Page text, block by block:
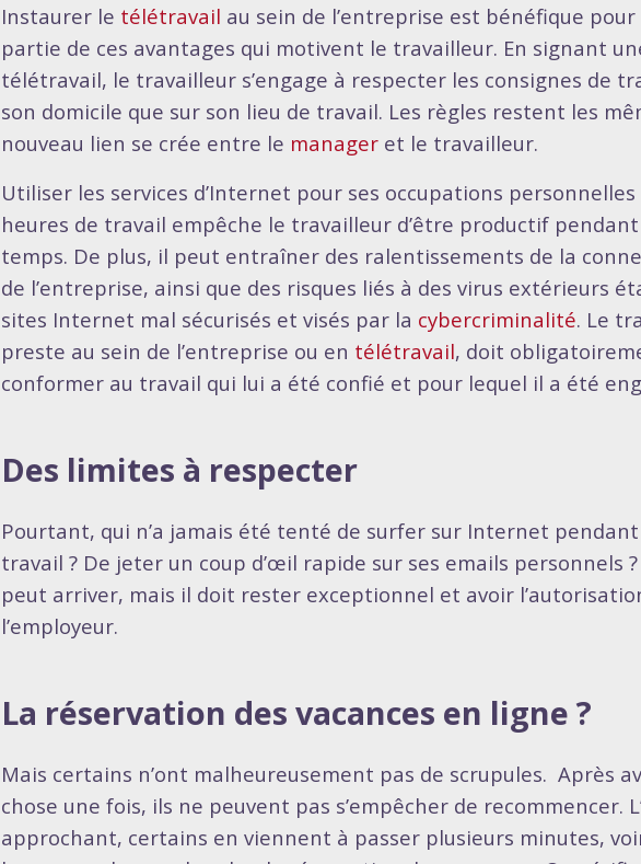
Instaurer le télétravail au sein de l’entreprise est bénéfique
partie de ces avantages qui motivent le travailleur. En signant
télétravail, le travailleur s’engage à respecter les consignes de
son domicile que sur son lieu de travail. Les règles restent les
nouveau lien se crée entre le manager et le travailleur.
Utiliser les services d’Internet pour ses occupations
heures de travail empêche le travailleur d’être productif pendant
temps. De plus, il peut entraîner des ralentissements de la
de l’entreprise, ainsi que des risques liés à des virus extérieurs
sites Internet mal sécurisés et visés par la cybercriminalité. Le
preste au sein de l’entreprise ou en télétravail, doit
conformer au travail qui lui a été confié et pour lequel il a été
Des limites à respecter
Pourtant, qui n’a jamais été tenté de surfer sur Internet pendant
travail ? De jeter un coup d’œil rapide sur ses emails personnels
peut arriver, mais il doit rester exceptionnel et avoir
l’employeur.
La réservation des vacances en ligne ?
Mais certains n’ont malheureusement pas de scrupules. Après
chose une fois, ils ne peuvent pas s’empêcher de recommencer.
approchant, certains en viennent à passer plusieurs minutes,